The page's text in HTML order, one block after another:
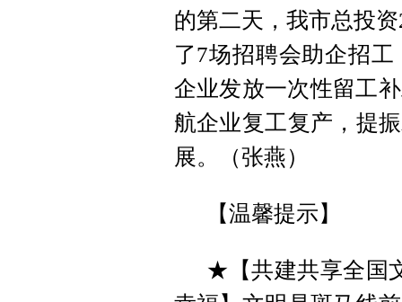
的第二天，我市总投
了7场招聘会助企招
企业发放一次性留工
航企业复工复产，提
展。（张燕）
【温馨提示】
★【共建共享全国